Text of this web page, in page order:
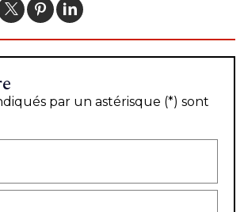
par un astérisque (*) sont